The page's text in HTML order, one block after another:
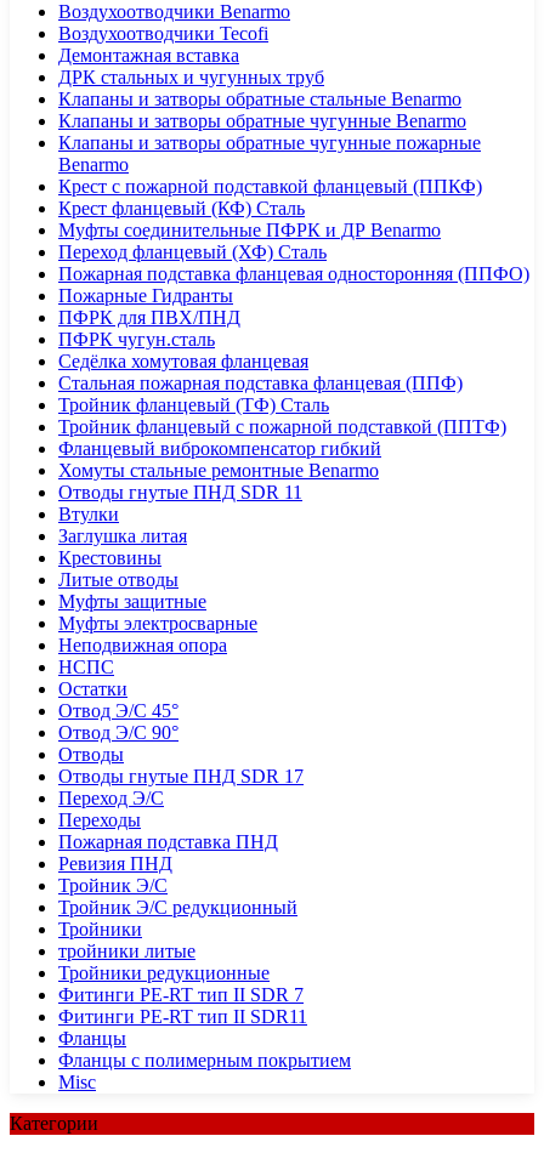
Воздухоотводчики Benarmo
Воздухоотводчики Tecofi
Демонтажная вставка
ДРК стальных и чугунных труб
Клапаны и затворы обратные стальные Benarmo
Клапаны и затворы обратные чугунные Benarmo
Клапаны и затворы обратные чугунные пожарные
Benarmo
Крест с пожарной подставкой фланцевый (ППКФ)
Крест фланцевый (КФ) Сталь
Муфты соединительные ПФРК и ДР Benarmo
Переход фланцевый (ХФ) Сталь
Пожарная подставка фланцевая односторонняя (ППФО)
Пожарные Гидранты
ПФРК для ПВХ/ПНД
ПФРК чугун.сталь
Седёлка хомутовая фланцевая
Стальная пожарная подставка фланцевая (ППФ)
Тройник фланцевый (ТФ) Сталь
Тройник фланцевый с пожарной подставкой (ППТФ)
Фланцевый виброкомпенсатор гибкий
Хомуты стальные ремонтные Benarmo
Отводы гнутые ПНД SDR 11
Втулки
Заглушка литая
Крестовины
Литые отводы
Муфты защитные
Муфты электросварные
Неподвижная опора
НСПС
Остатки
Отвод Э/С 45°
Отвод Э/С 90°
Отводы
Отводы гнутые ПНД SDR 17
Переход Э/С
Переходы
Пожарная подставка ПНД
Ревизия ПНД
Тройник Э/С
Тройник Э/С редукционный
Тройники
тройники литые
Тройники редукционные
Фитинги PE-RT тип II SDR 7
Фитинги PE-RT тип II SDR11
Фланцы
Фланцы с полимерным покрытием
Misc
Категории